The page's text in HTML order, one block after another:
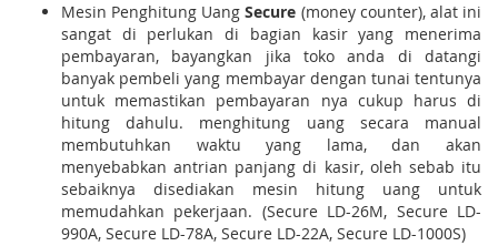
Mesin Penghitung UangSecure (money counter), alat ini
sangat di perlukan di bagian kasir yang menerima
pembayaran, bayangkan jika toko anda di datangi
banyak pembeli yang membayar dengan tunai tentunya
untuk memastikan pembayaran nya cukup harus di
hitung dahulu. menghitung uang secara manual
membutuhkan waktu yang lama, dan akan
menyebabkan antrian panjang di kasir, oleh sebab itu
sebaiknya disediakan mesin hitung uang untuk
memudahkan pekerjaan. (Secure LD-26M, Secure LD-
990A, Secure LD-78A, Secure LD-22A, Secure LD-1000S)